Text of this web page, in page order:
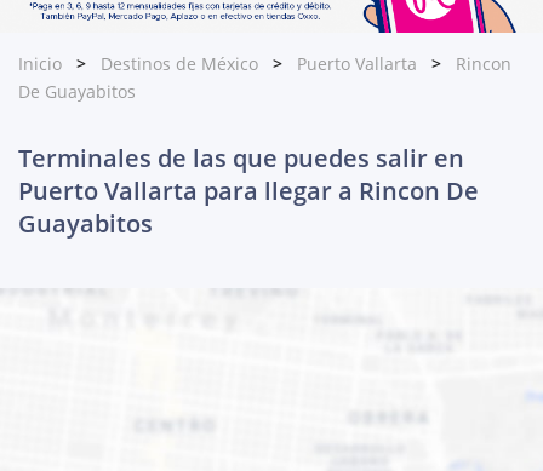
Inicio Destinos de México Puerto Vallarta
Rincon
De Guayabitos
Terminales de las que puedes salir en
Puerto Vallarta para llegar a Rincon De
Guayabitos